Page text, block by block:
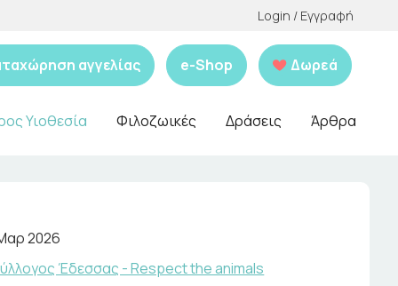
Login / Εγγραφή
αγγελίας e-Shop Δωρεά
Υιοθεσία Φιλοζωικές Δράσεις Άρθρα
2026
Έδεσσας - Respect the animals